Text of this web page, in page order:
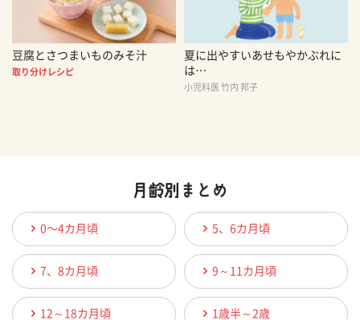
豆腐とさつまいものみそ汁
取り分けレシピ
夏に出やすいあせもやかぶれに
は…
小児科医 竹内 邦子
0〜4カ月頃 5、6カ月頃
7、8カ月頃 9～11カ月頃
12～18カ月頃 1歳半～2歳